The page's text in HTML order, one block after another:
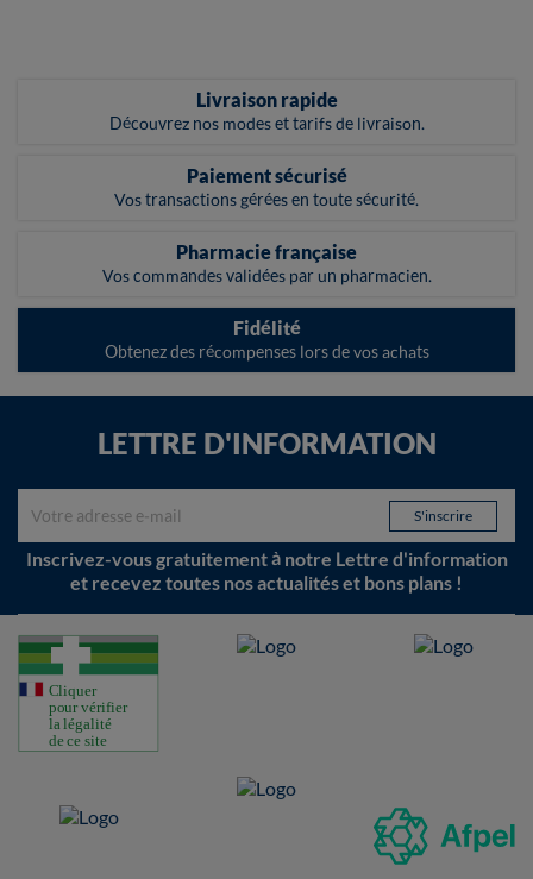
Livraison rapide
Découvrez nos modes et tarifs de livraison.
Paiement sécurisé
Vos transactions gérées en toute sécurité.
Pharmacie française
Vos commandes validées par un pharmacien.
Fidélité
Obtenez des récompenses lors de vos achats
LETTRE D'INFORMATION
Inscrivez-vous gratuitement à notre Lettre d'information
et recevez toutes nos actualités et bons plans !